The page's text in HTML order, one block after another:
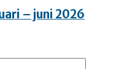
– juni 2026